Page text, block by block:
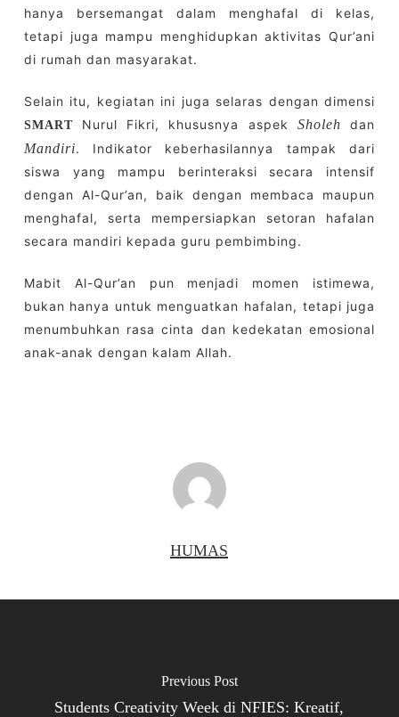
hanya bersemangat dalam menghafal di kelas,
tetapi juga mampu menghidupkan aktivitas Qur’ani
di rumah dan masyarakat.
Selain itu, kegiatan ini juga selaras dengan dimensi
SMARTNurul Fikri, khususnya aspek Sholeh dan
Mandiri. Indikator keberhasilannya tampak dari
siswa yang mampu berinteraksi secara intensif
dengan Al-Qur’an, baik dengan membaca maupun
menghafal, serta mempersiapkan setoran hafalan
secara mandiri kepada guru pembimbing.
Mabit Al-Qur’an pun menjadi momen istimewa,
bukan hanya untuk menguatkan hafalan, tetapi juga
menumbuhkan rasa cinta dan kedekatan emosional
anak-anak dengan kalam Allah.
HUMAS
Previous Post
Students Creativity Week di NFIES: Kreatif,